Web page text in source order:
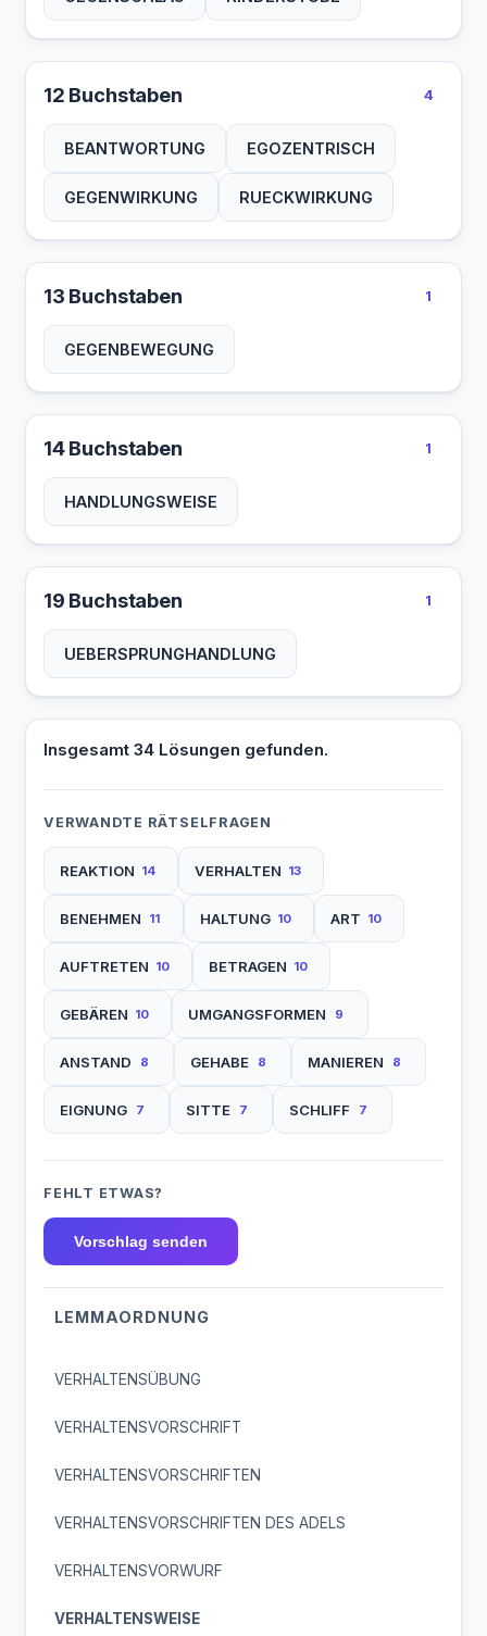
12 Buchstaben 4
BEANTWORTUNG EGOZENTRISCH
GEGENWIRKUNG RUECKWIRKUNG
13 Buchstaben 1
GEGENBEWEGUNG
14 Buchstaben 1
HANDLUNGSWEISE
19 Buchstaben 1
UEBERSPRUNGHANDLUNG
Insgesamt 34 Lösungen gefunden.
VERWANDTE RÄTSELFRAGEN
REAKTION 14 VERHALTEN 13
BENEHMEN 11 HALTUNG 10 ART 10
AUFTRETEN 10 BETRAGEN 10
GEBÄREN 10 UMGANGSFORMEN 9
ANSTAND 8 GEHABE 8 MANIEREN 8
EIGNUNG 7 SITTE 7 SCHLIFF 7
FEHLT ETWAS?
Vorschlag senden
LEMMAORDNUNG
VERHALTENSÜBUNG
VERHALTENSVORSCHRIFT
VERHALTENSVORSCHRIFTEN
VERHALTENSVORSCHRIFTEN DES ADELS
VERHALTENSVORWURF
VERHALTENSWEISE